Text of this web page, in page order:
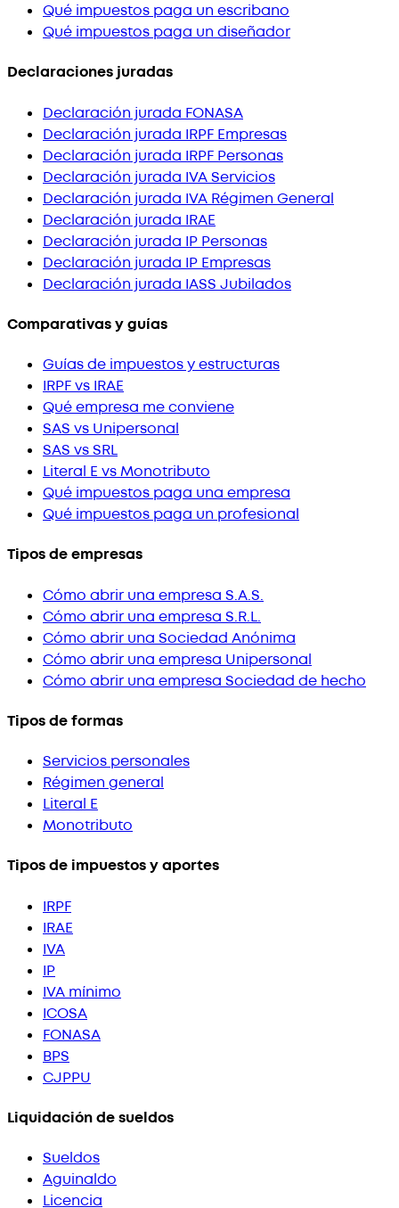
Qué impuestos paga un escribano
Qué impuestos paga un diseñador
Declaraciones juradas
Declaración jurada FONASA
Declaración jurada IRPF Empresas
Declaración jurada IRPF Personas
Declaración jurada IVA Servicios
Declaración jurada IVA Régimen General
Declaración jurada IRAE
Declaración jurada IP Personas
Declaración jurada IP Empresas
Declaración jurada IASS Jubilados
Comparativas y guías
Guías de impuestos y estructuras
IRPF vs IRAE
Qué empresa me conviene
SAS vs Unipersonal
SAS vs SRL
Literal E vs Monotributo
Qué impuestos paga una empresa
Qué impuestos paga un profesional
Tipos de empresas
Cómo abrir una empresa S.A.S.
Cómo abrir una empresa S.R.L.
Cómo abrir una Sociedad Anónima
Cómo abrir una empresa Unipersonal
Cómo abrir una empresa Sociedad de hecho
Tipos de formas
Servicios personales
Régimen general
Literal E
Monotributo
Tipos de impuestos y aportes
IRPF
IRAE
IVA
IP
IVA mínimo
ICOSA
FONASA
BPS
CJPPU
Liquidación de sueldos
Sueldos
Aguinaldo
Licencia